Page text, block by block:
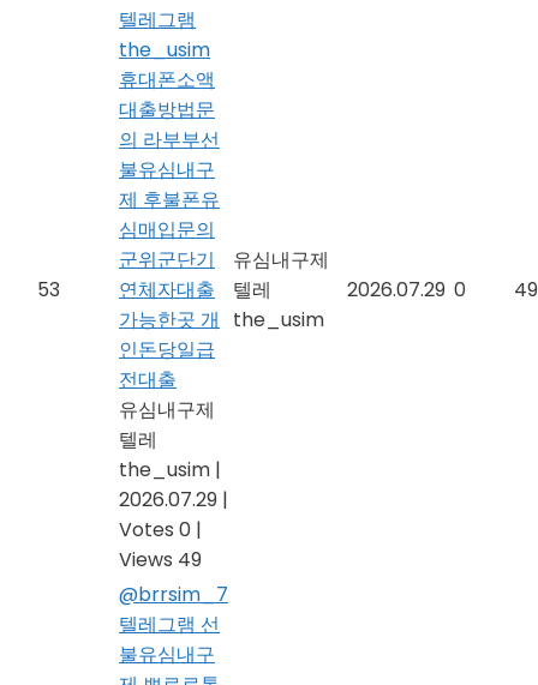
53
텔레그램
the_usim
휴대폰소액
대출방법문
의 라부부선
불유심내구
제 후불폰유
심매입문의
군위군단기
연체자대출
가능한곳 개
인돈당일급
전대출
유심내구제
텔레
the_usim |
2026.07.29 |
Votes 0 |
Views 49
유심내구제
텔레
the_usim
2026.07.29 0 49
@brrsim_7
텔레그램 선
불유심내구